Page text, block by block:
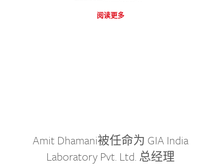
阅读更多
Amit Dhamani被任命为 GIA India
Laboratory Pvt. Ltd. 总经理